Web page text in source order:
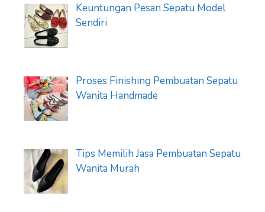
Keuntungan Pesan Sepatu Model
Sendiri
Proses Finishing Pembuatan Sepatu
Wanita Handmade
Tips Memilih Jasa Pembuatan Sepatu
Wanita Murah